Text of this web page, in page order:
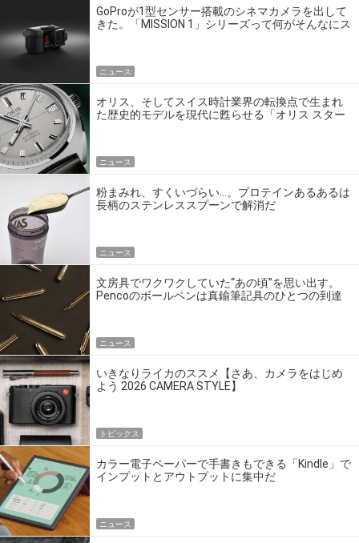
GoProが1型センサー搭載のシネマカメラを出して
きた。「MISSION 1」シリーズって何がそんなにス
ニュース
オリス、そしてスイス時計業界の転換点で生まれ
た歴史的モデルを現代に甦らせる「オリス スター
ニュース
粉まみれ、すくいづらい…。プロテインあるあるは
長柄のステンレススプーンで解消だ
ニュース
文房具でワクワクしていた“あの頃”を思い出す。
Pencoのボールペンは真鍮筆記具のひとつの到達
ニュース
いきなりライカのススメ【さあ、カメラをはじめ
よう 2026 CAMERA STYLE】
トピックス
カラー電子ペーパーで手書きもできる「Kindle」で
インプットとアウトプットに集中だ
ニュース